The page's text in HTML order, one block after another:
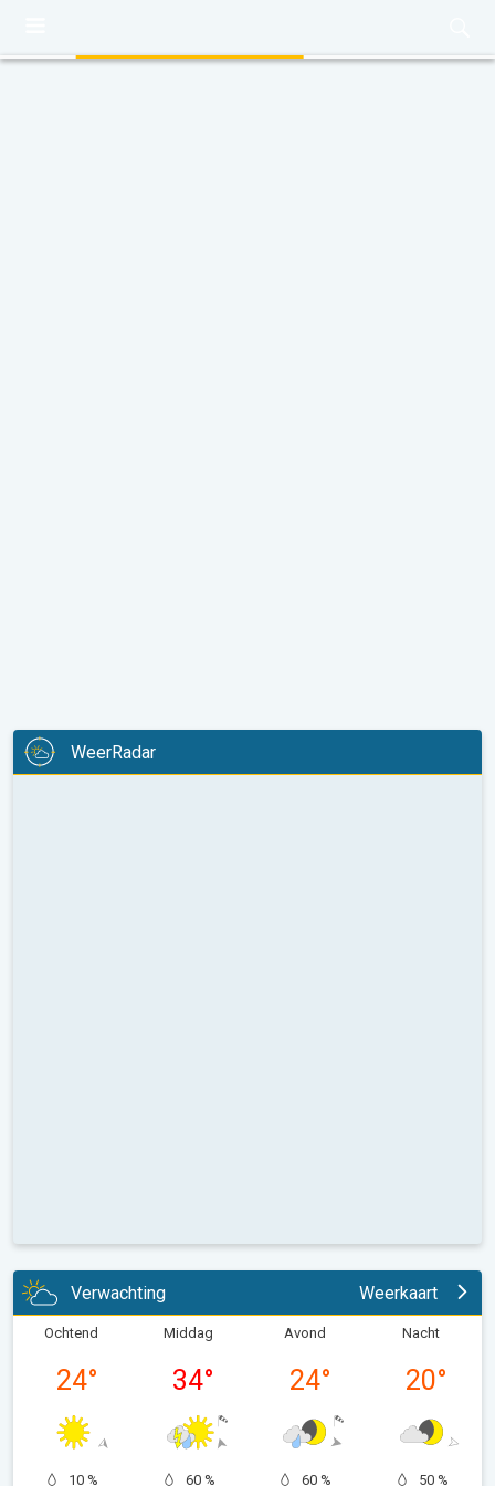
WeerRadar
Verwachting Weerkaart
Ochtend
24°
10 %
Middag
34°
60 %
Avond
24°
60 %
Nacht
20°
50 %